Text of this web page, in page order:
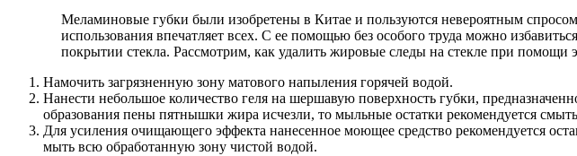
Меламиновые губки были изобретены в Китае и пользуются невероятным
использования впечатляет всех. С ее помощью без особого труда можно
покрытии стекла. Рассмотрим, как удалить жировые следы на стекле при помощи
Намочить загрязненную зону матового напыления горячей водой.
Нанести небольшое количество геля на шершавую поверхность губки,
образования пены пятнышки жира исчезли, то мыльные остатки рекомендуется
Для усиления очищающего эффекта нанесенное моющее средство рекомендуется
мыть всю обработанную зону чистой водой.